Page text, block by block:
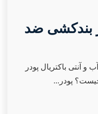
بندکشی ضد
آنتی باکتریال پودر
پودر...